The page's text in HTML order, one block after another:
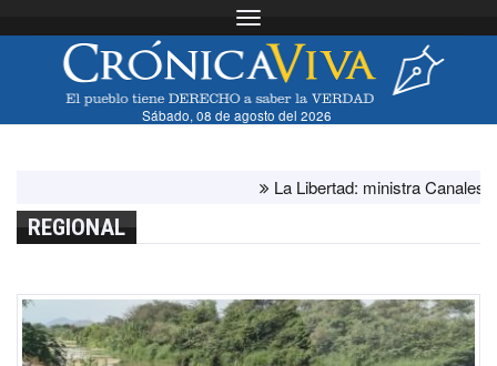
Toggle navigation
Sábado, 08 de agosto del 2026
La Libertad: ministra Canales
REGIONAL